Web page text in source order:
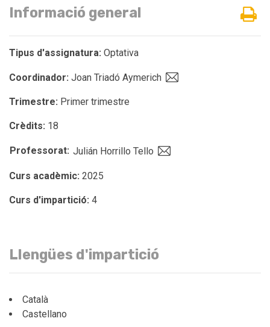
Informació general
Tipus d'assignatura: Optativa
Coordinador: Joan Triadó Aymerich
Trimestre: Primer trimestre
Crèdits: 18
Professorat: Julián Horrillo Tello
Curs acadèmic: 2025
Curs d'impartició: 4
Llengües d'impartició
Català
Castellano